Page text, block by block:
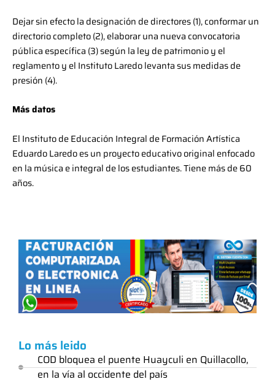
Dejar sin efecto la designación de directores (1), conformar un
directorio completo (2), elaborar una nueva convocatoria
pública específica (3) según la ley de patrimonio y el
reglamento y el Instituto Laredo levanta sus medidas de
presión (4).
Más datos
El Instituto de Educación Integral de Formación Artística
Eduardo Laredo es un proyecto educativo original enfocado
en la música e integral de los estudiantes. Tiene más de 60
años.
Lo más leido
COD bloquea el puente Huayculi en Quillacollo,
en la vía al occidente del país